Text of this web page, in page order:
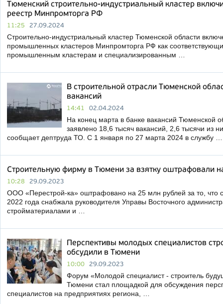
Тюменский строительно-индустриальный кластер
реестр Минпромторга РФ
11:25 27.09.2024
Строительно-индустриальный кластер Тюменской области
промышленных кластеров Минпромторга РФ как
промышленным кластерам и специализированным …
В строительной отрасли Тюменской
вакансий
14:41 02.04.2024
На конец марта в банке вакансий Тюменской
заявлено 18,6 тысяч вакансий, 2,6 тысячи из
сообщает дептруда ТО. С 1 января по 27 марта 2024 в службу …
Строительную фирму в Тюмени за взятку оштрафовали
10:28 29.09.2023
ООО «Перестрой-ка» оштрафовано на 25 млн рублей за то, что
2022 года снабжала руководителя Управы Восточного
стройматериалами и …
Перспективы молодых специалистов
обсудили в Тюмени
10:00 29.09.2023
Форум «Молодой специалист - строитель
Тюмени стал площадкой для обсуждения
специалистов на предприятиях региона, …